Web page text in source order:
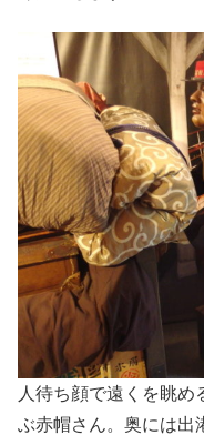
人待ち顔で遠くを眺
ぶ赤帽さん。奥には出